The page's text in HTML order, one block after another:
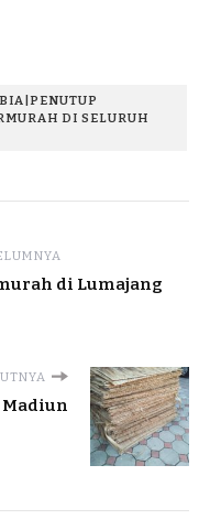
DI SELURUH
di Lumajang